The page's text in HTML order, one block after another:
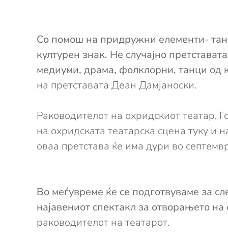
Со помош на придружни елементи-
културен знак. Не случајно
медиуми, драма, фолклорни, танци од
на претставата Деан Дамјаноски.
Раководителот на охридскиот театар,
на охридската театарска сцена туку и
оваа претстава ќе има дури во
Во меѓувреме ќе се подготвуваме за
најавениот спектакл за отворањето
раководителот на театарот.